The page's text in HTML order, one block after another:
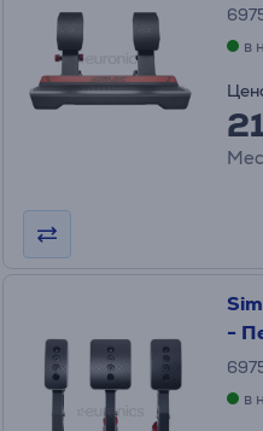
в
-
в